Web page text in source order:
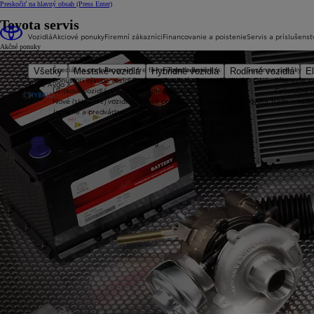
Preskočiť na hlavný obsah (Press Enter)
Vozidlá
Všetky Mestské vozidlá Hybridné vozidlá Rodinné vozidlá
Nové Aygo X
HYBRID
Akciové ponuky
Špeciálna ponuka
Bonus pri výkupe vozidla
Úžitkové vozidlá
Nové (skladové) vozidlá
Jazdené a predvádzacie vozidlá
Firemní zákazníci
Program pre firmy Toyota Business
Program pre firmy Toyota Business
Technológie
Celkové prevádzkové náklady (TCO)
Kontakt s predstaviteľom Toyota
Príslušenstvo pre podnikanie
Najlepší hybrid pre podnikanie
Katalóg
Financovanie a poistenie
Financovanie
Operatívny leasing KINTO ONE
Poistenie
Servis a
Sezónne ponuky
Připravte
Celoročný
Toyota Trade –
Toyota servis
Akčné ponuky